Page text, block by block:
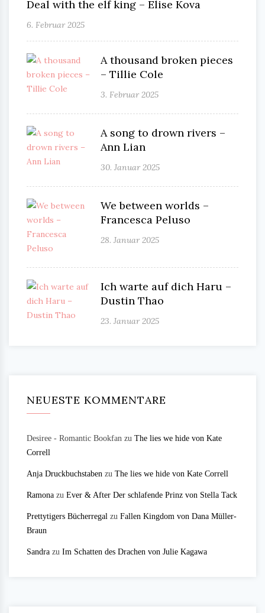
Deal with the elf king – Elise Kova
6. Februar 2025
A thousand broken pieces
– Tillie Cole
3. Februar 2025
A song to drown rivers –
Ann Lian
30. Januar 2025
We between worlds –
Francesca Peluso
28. Januar 2025
Ich warte auf dich Haru –
Dustin Thao
23. Januar 2025
NEUESTE KOMMENTARE
Desiree - Romantic Bookfan zu The lies we hide von Kate
Correll
Anja Druckbuchstaben zu The lies we hide von Kate Correll
Ramona zu Ever & After Der schlafende Prinz von Stella Tack
Prettytigers Bücherregal zu Fallen Kingdom von Dana Müller-
Braun
Sandra zu Im Schatten des Drachen von Julie Kagawa